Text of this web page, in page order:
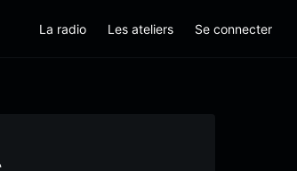
La radio Les ateliers Se connecter